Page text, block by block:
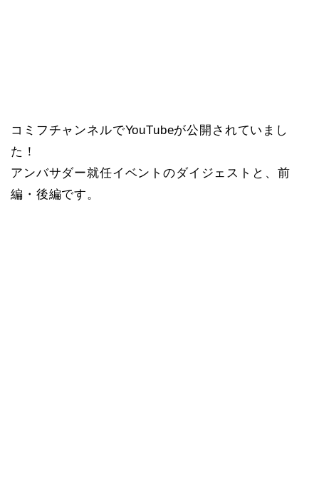
コミフチャンネルでYouTubeが公開されていまし
た！
アンバサダー就任イベントのダイジェストと、前
編・後編です。